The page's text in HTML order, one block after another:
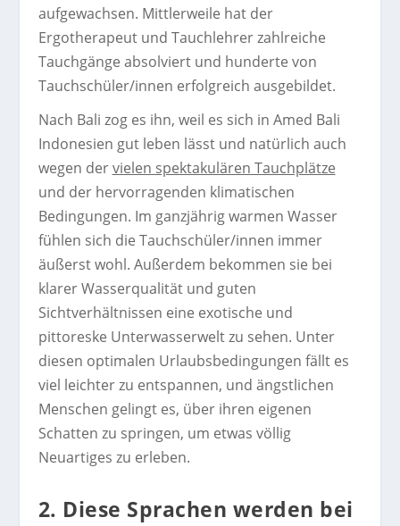
aufgewachsen. Mittlerweile hat der
Ergotherapeut und Tauchlehrer zahlreiche
Tauchgänge absolviert und hunderte von
Tauchschüler/innen erfolgreich ausgebildet.
Nach Bali zog es ihn, weil es sich in Amed Bali
Indonesien gut leben lässt und natürlich auch
wegen dervielen spektakulären Tauchplätze
und der hervorragenden klimatischen
Bedingungen. Im ganzjährig warmen Wasser
fühlen sich die Tauchschüler/innen immer
äußerst wohl. Außerdem bekommen sie bei
klarer Wasserqualität und guten
Sichtverhältnissen eine exotische und
pittoreske Unterwasserwelt zu sehen. Unter
diesen optimalen Urlaubsbedingungen fällt es
viel leichter zu entspannen, und ängstlichen
Menschen gelingt es, über ihren eigenen
Schatten zu springen, um etwas völlig
Neuartiges zu erleben.
2. Diese Sprachen werden bei